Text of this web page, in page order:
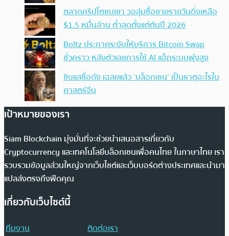
ตลาดคริปโตซบเซา วอลุ่มซื้อขายรายวันดิ่งเหลือ
$1.5 หมื่นล้าน ต่ำสุดตั้งแต่ต้นปี 2026
Boltz ประกาศระงับให้บริการ Bitcoin Swap
ชั่วคราว หลังตัวเลขการใช้ AI แฮ็กระบบพุ่งสูง
ซินแสชื่อดัง เฉลยแล้ว ‘บล็อกเชน’ เป็นธาตุอะไรใน
ศาสตร์จีน
เป้าหมายของเรา
Siam Blockchain มุ่งมั่นที่จะช่วยนำเสนอสารเกี่ยวกับ
Cryptocurrency และเทคโนโลยีบล็อกเชนเพื่อคนไทย ในภาษาไทย เรา
รวบรวมข้อมูลส่วนใหญ่จากเว็บไซต์และเว็บบอร์ดต่างประเทศและนำมา
แปลส่งตรงถึงฟีดคุณ
เกี่ยวกับเว็บไซต์นี้
ทีมงาน
ติดต่อเรา